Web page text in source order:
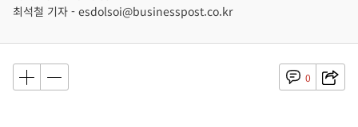
최석철 기자 - esdolsoi@businesspost.co.kr
0